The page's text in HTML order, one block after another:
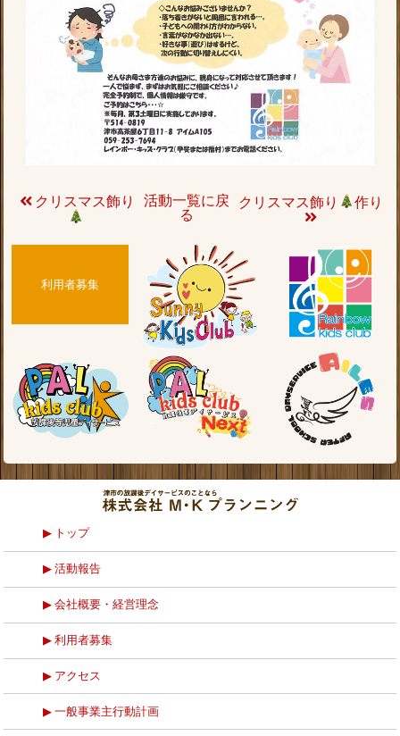
クリスマス飾り
活動一覧に戻
る
クリスマス飾り 作り
利用者募集
トップ
活動報告
会社概要・経営理念
利用者募集
アクセス
一般事業主行動計画